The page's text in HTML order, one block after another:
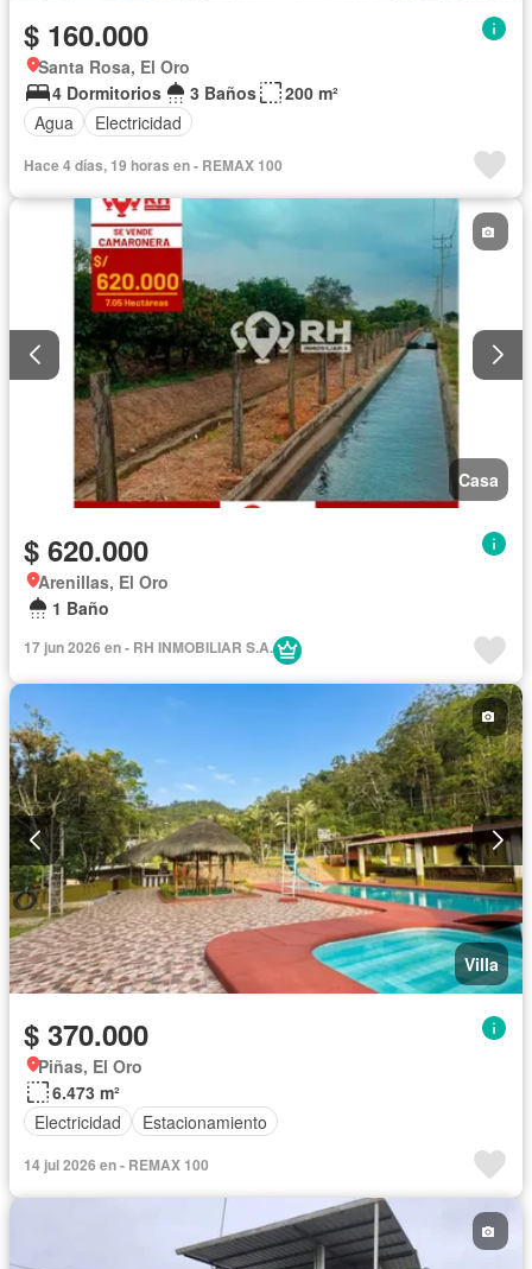
$ 160.000
Santa Rosa, El Oro
4 Dormitorios
3 Baños
200 m²
Agua
Electricidad
Hace 4 días, 19 horas en - REMAX 100
Casa
$ 620.000
Arenillas, El Oro
1 Baño
17 jun 2026 en - RH INMOBILIAR S.A.
Villa
$ 370.000
Piñas, El Oro
6.473 m²
Electricidad
Estacionamiento
14 jul 2026 en - REMAX 100